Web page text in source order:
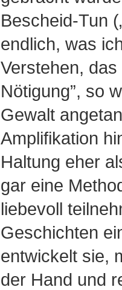
Bescheid-Tun
endlich, was
Verstehen, das
Nötigung”, so
Gewalt
Amplifikation
Haltung eher
gar eine
liebevoll
Geschichten
entwickelt sie,
der Hand und